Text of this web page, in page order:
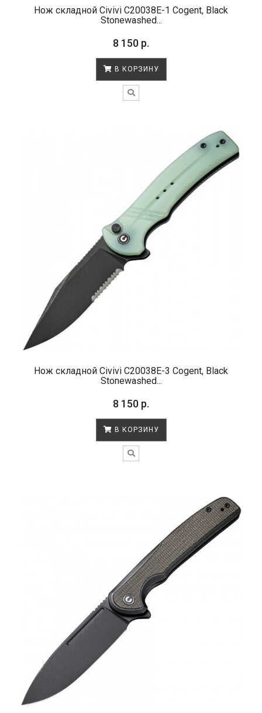
Нож складной Civivi C20038E-1 Cogent, Black
Stonewashed...
8 150 р.
В КОРЗИНУ
Нож складной Civivi C20038E-3 Cogent, Black
Stonewashed...
8 150 р.
В КОРЗИНУ